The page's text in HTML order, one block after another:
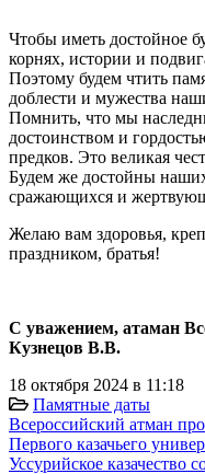
Чтобы иметь достойное
корнях, истории и
Поэтому будем чтить
доблести и мужества
Помнить, что мы
достоинством и
предков. Это великая
Будем же достойны
сражающихся и
Желаю вам здоровья,
праздником, братья!
С уважением, атаман
Кузнецов В.В.
18 октября 2024 в 11:18
Памятные даты
Всероссийский атман
Первого казачьего
Уссурийское казачество